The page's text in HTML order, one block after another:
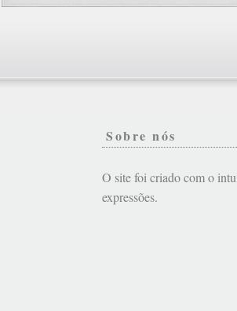
Sobre nós
O site foi criado com o
expressões.